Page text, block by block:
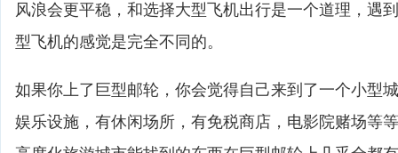
风浪会更平稳，和选择大型飞机出行是一个道理，遇
型飞机的感觉是完全不同的。
如果你上了巨型邮轮，你会觉得自己来到了一个小型
娱乐设施，有休闲场所，有免税商店，电影院赌场等